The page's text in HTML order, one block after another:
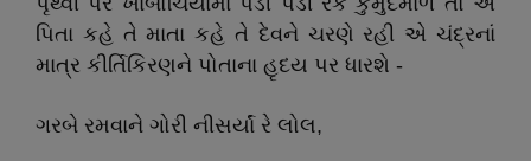
પિતા કહે તે માતા કહે તે દેવને ચરણે રહી એ ચંદ્રનાં
માત્ર કીર્તિકિરણને પોતાના હૃદય પર ધારશે -
ગરબે રમવાને ગોરી નીસર્યાં રે લોલ,